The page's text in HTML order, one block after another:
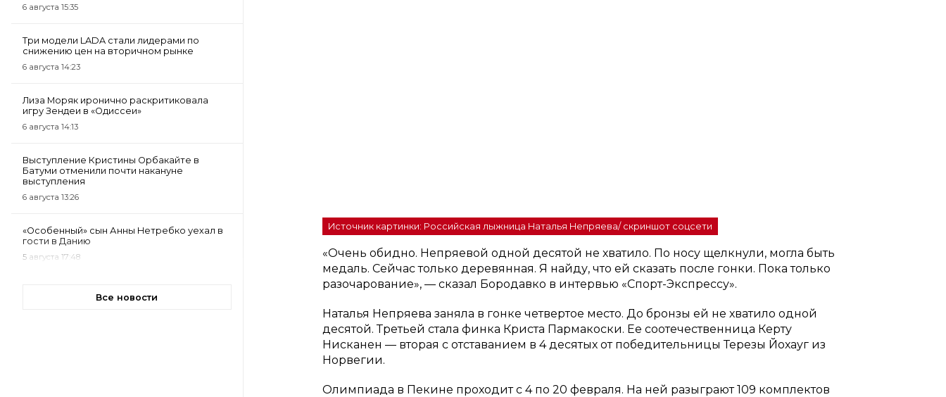
6 августа 15:35
Три модели LADA стали лидерами по
снижению цен на вторичном рынке
6 августа 14:23
Лиза Моряк иронично раскритиковала
игру Зендеи в «Одиссеи»
6 августа 14:13
Выступление Кристины Орбакайте в
Батуми отменили почти накануне
выступления
6 августа 13:26
«Особенный» сын Анны Нетребко уехал в
гости в Данию
5 августа 17:48
Все новости
Источник картинки: Российская лыжница Наталья Непряева/ скриншот соцсети
«Очень обидно. Непряевой одной десятой не хватило. По носу щелкнули, могла быть
медаль. Сейчас только деревянная. Я найду, что ей сказать после гонки. Пока только
разочарование», — сказал Бородавко в интервью «Спорт-Экспрессу».
Наталья Непряева заняла в гонке четвертое место. До бронзы ей не хватило одной
десятой. Третьей стала финка Криста Пармакоски. Ее соотечественница Керту
Нисканен — вторая с отставанием в 4 десятых от победительницы Терезы Йохауг из
Норвегии.
Олимпиада в Пекине проходит с 4 по 20 февраля. На ней разыграют 109 комплектов